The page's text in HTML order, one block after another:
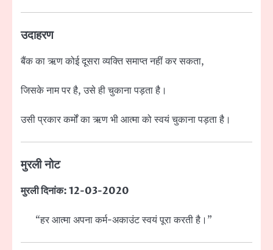
उदाहरण
बैंक का ऋण कोई दूसरा व्यक्ति समाप्त नहीं कर सकता,
जिसके नाम पर है, उसे ही चुकाना पड़ता है।
उसी प्रकार कर्मों का ऋण भी आत्मा को स्वयं चुकाना पड़ता है।
मुरली नोट
मुरली दिनांक: 12-03-2020
“हर आत्मा अपना कर्म-अकाउंट स्वयं पूरा करती है।”